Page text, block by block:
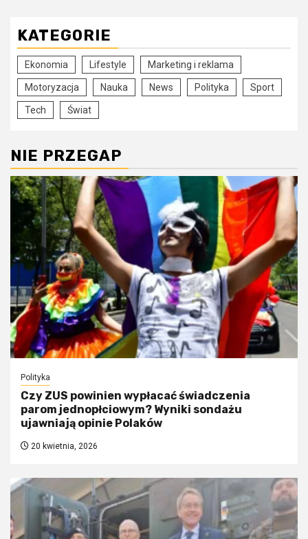
KATEGORIE
Ekonomia Lifestyle Marketing i reklama
Motoryzacja Nauka News Polityka Sport
Tech Świat
NIE PRZEGAP
Polityka
Czy ZUS powinien wypłacać świadczenia
parom jednopłciowym? Wyniki sondażu
ujawniają opinie Polaków
20 kwietnia, 2026